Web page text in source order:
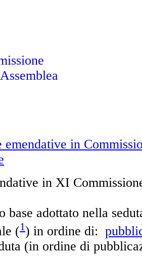
emendative in
in XI
base adottato nella
(1) in ordine di:
(in ordine di